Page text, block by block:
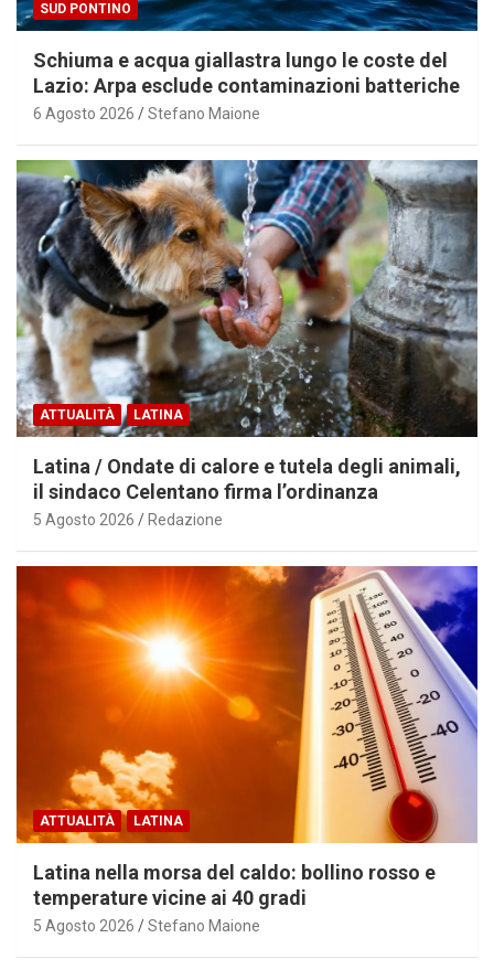
SUD PONTINO
Schiuma e acqua giallastra lungo le coste del
Lazio: Arpa esclude contaminazioni batteriche
6 Agosto 2026 Stefano Maione
ATTUALITÀ LATINA
Latina / Ondate di calore e tutela degli animali,
il sindaco Celentano firma l’ordinanza
5 Agosto 2026 Redazione
ATTUALITÀ LATINA
Latina nella morsa del caldo: bollino rosso e
temperature vicine ai 40 gradi
5 Agosto 2026 Stefano Maione